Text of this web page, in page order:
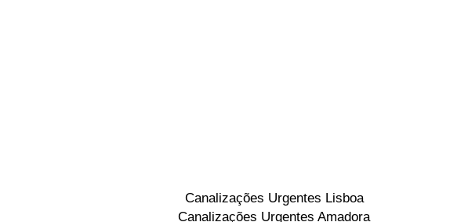
Canalizações Urgentes Lisboa
Canalizações Urgentes Amadora